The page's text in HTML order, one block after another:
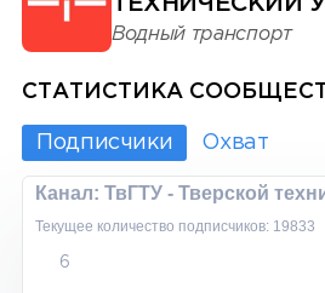
Водный транспорт
СТАТИСТИКА
Подписчики Охват
Канал: ТвГТУ - Тверской
Текущее количество подписчиков: 19833
6